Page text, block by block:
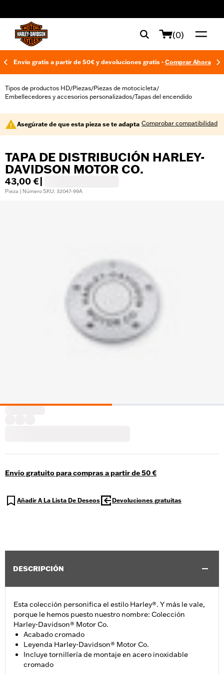
(0)
Envío gratis a partir de 50€ y devoluciones gratis - Comprar Ahora
Tipos de productos HD/Piezas/Piezas de motocicleta/
Embellecedores y accesorios personalizados/Tapas del encendido
Asegúrate de que esta pieza se te adapta Comprobar compatibilidad
TAPA DE DISTRIBUCIÓN HARLEY-
DAVIDSON MOTOR CO.
43,00 €
Pieza | Número SKU: 32047-99A
Envío gratuito para compras a partir de 50 €
Añadir A La Lista De Deseos Devoluciones gratuitas
DESCRIPCIÓN
Esta colección personifica el estilo Harley®. Y más le vale,
porque le hemos puesto nuestro nombre: Colección
Harley-Davidson® Motor Co.
Acabado cromado
Leyenda Harley-Davidson® Motor Co.
Incluye tornillería de montaje en acero inoxidable
cromado